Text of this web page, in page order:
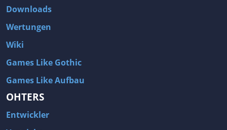
Downloads
Wertungen
Wiki
Games Like Gothic
Games Like Aufbau
OHTERS
Entwickler